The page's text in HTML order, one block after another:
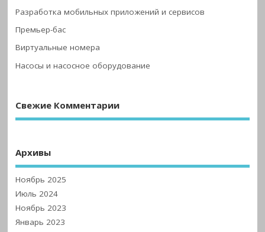
Разработка мобильных приложений и сервисов
Премьер-бас
Виртуальные номера
Насосы и насосное оборудование
Свежие Комментарии
Архивы
Ноябрь 2025
Июль 2024
Ноябрь 2023
Январь 2023